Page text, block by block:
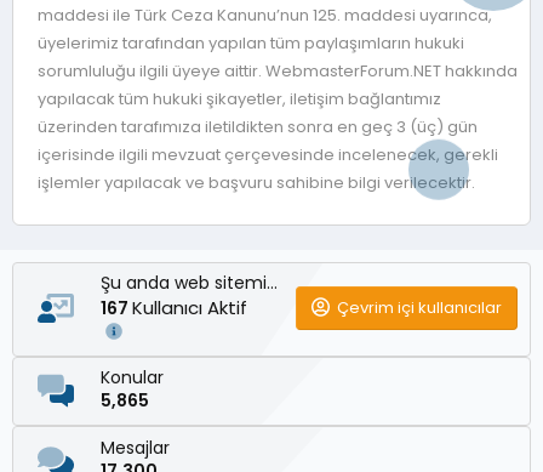
maddesi ile Türk Ceza Kanunu’nun 125. maddesi uyarınca,
üyelerimiz tarafından yapılan tüm paylaşımların hukuki
sorumluluğu ilgili üyeye aittir. WebmasterForum.NET hakkında
yapılacak tüm hukuki şikayetler, iletişim bağlantımız
üzerinden tarafımıza iletildikten sonra en geç 3 (üç) gün
içerisinde ilgili mevzuat çerçevesinde incelenecek, gerekli
işlemler yapılacak ve başvuru sahibine bilgi verilecektir.
Şu anda web sitemizde
167 Kullanıcı Aktif Çevrim içi kullanıcılar
Konular
5,865
Mesajlar